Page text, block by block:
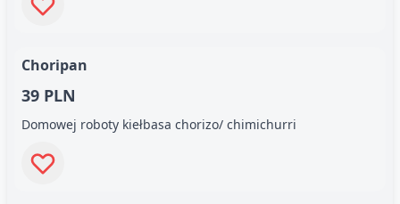
Choripan
39 PLN
Domowej roboty kiełbasa chorizo/ chimichurri